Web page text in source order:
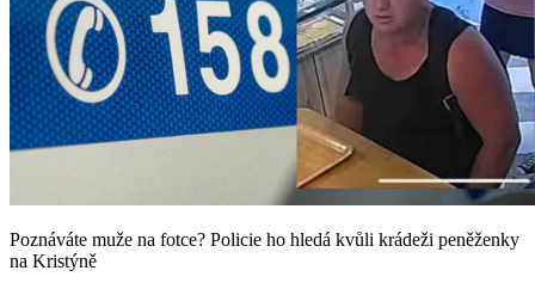
Poznáváte muže na fotce? Policie ho hledá kvůli krádeži peněženky
na Kristýně